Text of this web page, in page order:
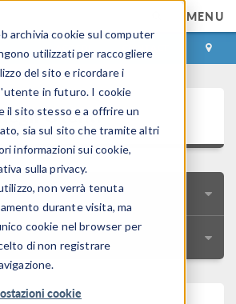
archivia cookie sul computer
utilizzati per raccogliere
del sito e ricordare i
in futuro. I cookie
il sito stesso e a offrire un
sia sul sito che tramite altri
informazioni sui cookie,
sulla privacy.
non verrà tenuta
durante visita, ma
cookie nel browser per
di non registrare
cookie
MENU
ACCEDI CONTACT
Utenti